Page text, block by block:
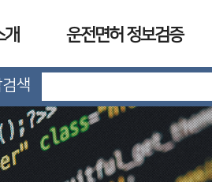
개 운전면허 정보검증
색